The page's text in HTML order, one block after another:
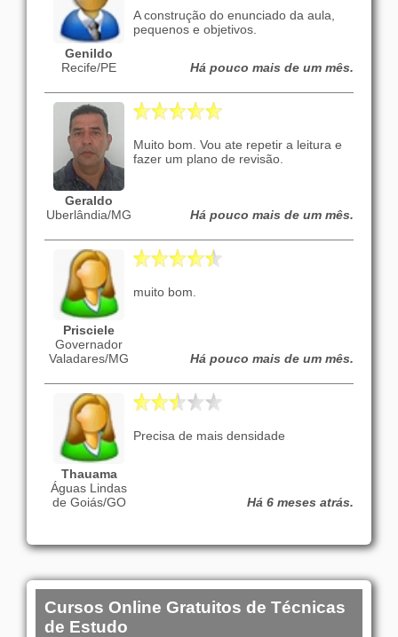
Genildo
Recife/PE
A construção do enunciado da aula,
pequenos e objetivos.
Há pouco mais de um mês.
Geraldo
Uberlândia/MG
Muito bom. Vou ate repetir a leitura e
fazer um plano de revisão.
Há pouco mais de um mês.
Prisciele
Governador
Valadares/MG
muito bom.
Há pouco mais de um mês.
Thauama
Águas Lindas
de Goiás/GO
Precisa de mais densidade
Há 6 meses atrás.
Cursos Online Gratuitos de Técnicas
de Estudo